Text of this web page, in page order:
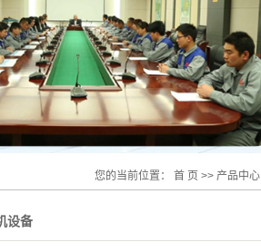
荣誉证书
您的当前位置： 首 页 >> 产品中心
设备